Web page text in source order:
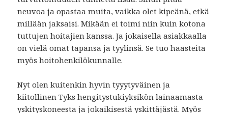
neuvoa ja opastaa muita, vaikka olet kipeänä, etkä
millään jaksaisi. Mikään ei toimi niin kuin kotona
tuttujen hoitajien kanssa. Ja jokaisella asiakkaalla
on vielä omat tapansa ja tyylinsä. Se tuo haasteita
myös hoitohenkilökunnalle.
Nyt olen kuitenkin hyvin tyyytyväinen ja
kiitollinen Tyks hengitystukiyksikön lainaamasta
yskityskoneesta ja jokaikisestä yskittäjästä. Myös